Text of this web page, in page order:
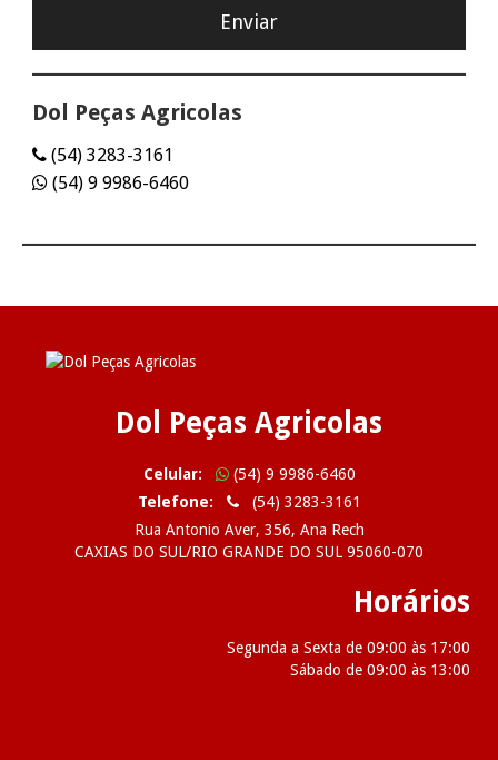
Dol Peças Agricolas
(54) 3283-3161
(54) 9 9986-6460
Dol Peças Agricolas
Celular:
(54) 9 9986-6460
Telefone:
(54) 3283-3161
Rua Antonio Aver, 356, Ana Rech
CAXIAS DO SUL/RIO GRANDE DO SUL 95060-070
Horários
Segunda a Sexta de 09:00 às 17:00
Sábado de 09:00 às 13:00